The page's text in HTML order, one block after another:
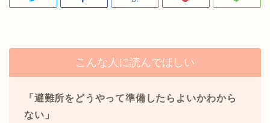
こんな人に読んでほしい
「避難所をどうやって準備したらよいかわから
ない」